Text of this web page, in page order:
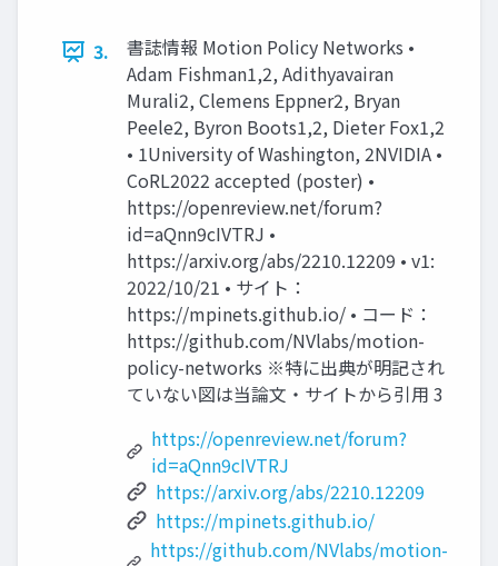
3.
書誌情報 Motion Policy Networks •
Adam Fishman1,2, Adithyavairan
Murali2, Clemens Eppner2, Bryan
Peele2, Byron Boots1,2, Dieter Fox1,2
• 1University of Washington, 2NVIDIA •
CoRL2022 accepted (poster) •
https://openreview.net/forum?
id=aQnn9cIVTRJ •
https://arxiv.org/abs/2210.12209 • v1:
2022/10/21 • サイト：
https://mpinets.github.io/ • コード：
https://github.com/NVlabs/motion-
policy-networks ※特に出典が明記され
ていない図は当論文・サイトから引用 3
https://openreview.net/forum?
id=aQnn9cIVTRJ
https://arxiv.org/abs/2210.12209
https://mpinets.github.io/
https://github.com/NVlabs/motion-